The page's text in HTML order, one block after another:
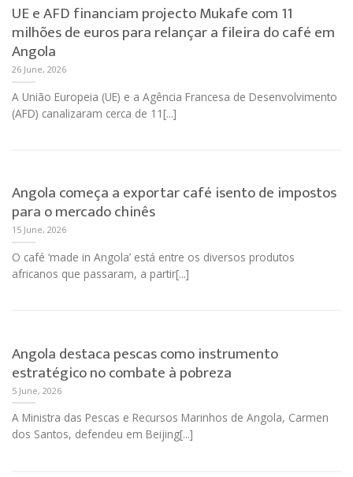
UE e AFD financiam projecto Mukafe com 11
milhões de euros para relançar a fileira do café em
Angola
26 June, 2026
A União Europeia (UE) e a Agência Francesa de Desenvolvimento
(AFD) canalizaram cerca de 11[...]
Angola começa a exportar café isento de impostos
para o mercado chinês
15 June, 2026
O café ‘made in Angola’ está entre os diversos produtos
africanos que passaram, a partir[...]
Angola destaca pescas como instrumento
estratégico no combate à pobreza
5 June, 2026
A Ministra das Pescas e Recursos Marinhos de Angola, Carmen
dos Santos, defendeu em Beijing[...]